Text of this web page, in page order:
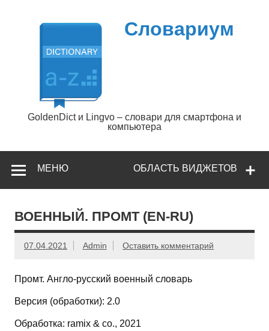
содержимому
Словариум
GoldenDict и Lingvo – словари для смартфона и
компьютера
ОБЛАСТЬ ВИДЖЕТОВ
МЕНЮ
ВОЕННЫЙ. ПРОМТ (EN-RU)
07.04.2021 Admin Оставить комментарий
Промт. Англо-русский военный словарь
Версия (обработки): 2.0
Обработка: ramix & co., 2021